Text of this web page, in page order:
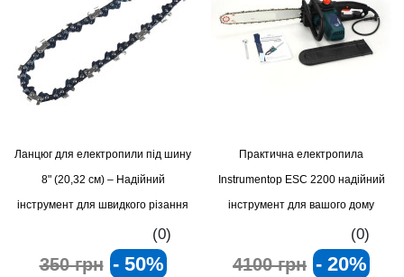
Ланцюг для електропили під шину
8" (20,32 см) – Надійний
інструмент для швидкого різання
(0)
350 грн - 50%
Практична електропила
Instrumentop ESC 2200 надійний
інструмент для вашого дому
(0)
4100 грн - 20%